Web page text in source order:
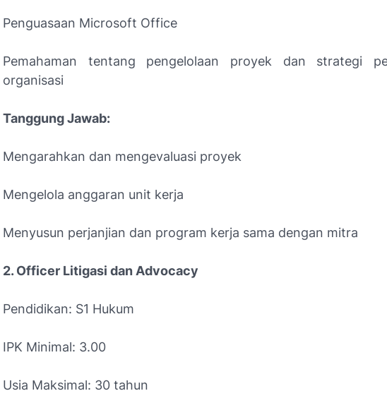
Penguasaan Microsoft Office
Pemahaman tentang pengelolaan proyek dan strategi
organisasi
Tanggung Jawab:
Mengarahkan dan mengevaluasi proyek
Mengelola anggaran unit kerja
Menyusun perjanjian dan program kerja sama dengan mitra
2. Officer Litigasi dan Advocacy
Pendidikan: S1 Hukum
IPK Minimal: 3.00
Usia Maksimal: 30 tahun